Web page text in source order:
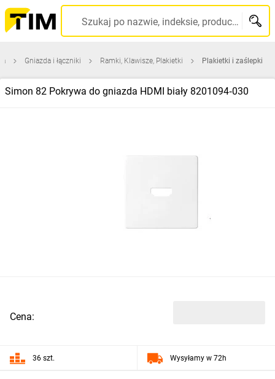
Szukaj po nazwie, indeksie, producencie, kodzie kreskowym...
Gniazda i łączniki Ramki, Klawisze, Plakietki Plakietki i zaślepki
Simon 82 Pokrywa do gniazda HDMI biały 8201094‑030
Cena:
36 szt. Wysyłamy w 72h